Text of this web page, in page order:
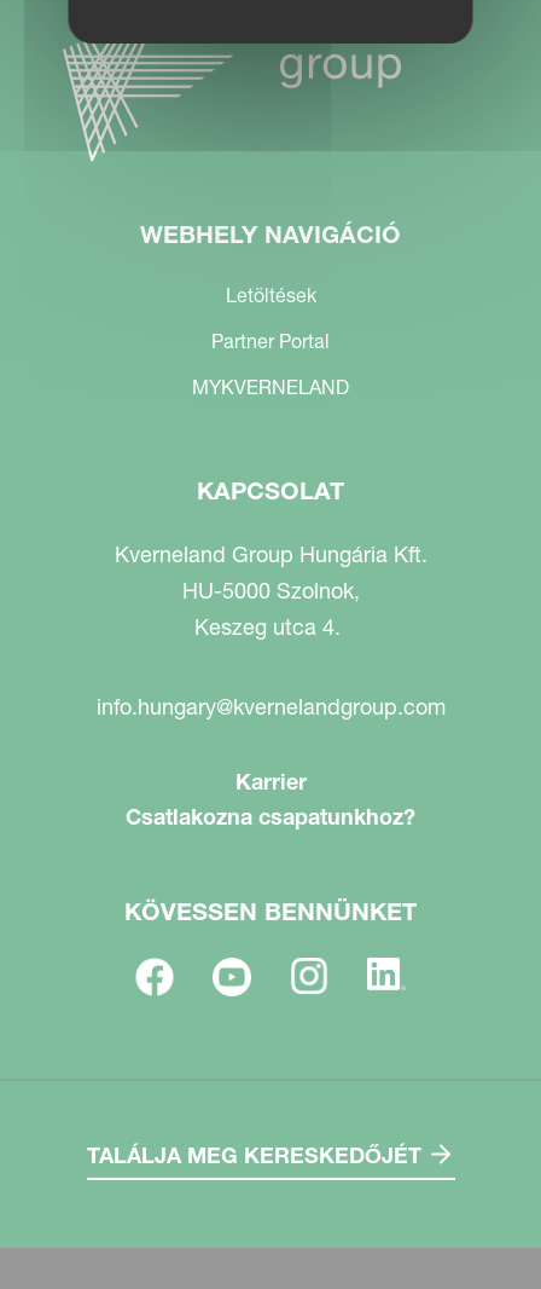
WEBHELY NAVIGÁCIÓ
Letöltések
Partner Portal
MYKVERNELAND
KAPCSOLAT
Kverneland Group Hungária Kft.
HU-5000 Szolnok,
Keszeg utca 4.
info.hungary@kvernelandgroup.com
Karrier
Csatlakozna csapatunkhoz?
KÖVESSEN BENNÜNKET
TALÁLJA MEG KERESKEDŐJÉT